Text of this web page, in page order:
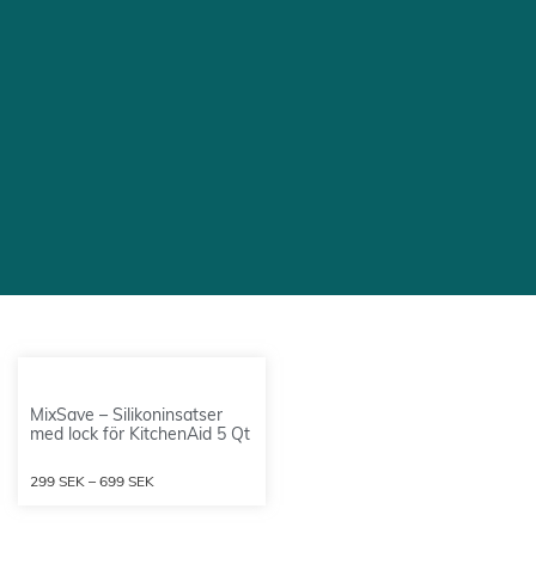
MixSave – Silikoninsatser
med lock för KitchenAid 5 Qt
299 SEK – 699 SEK